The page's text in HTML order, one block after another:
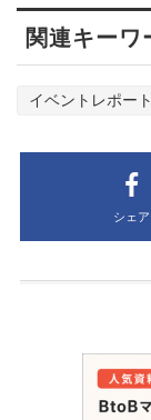
関連キーワ
イベントレポート
シェア